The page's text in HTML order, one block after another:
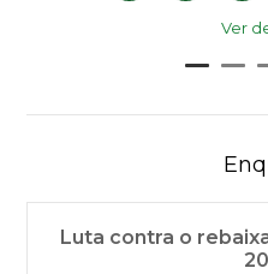
Ver
Luta contra o